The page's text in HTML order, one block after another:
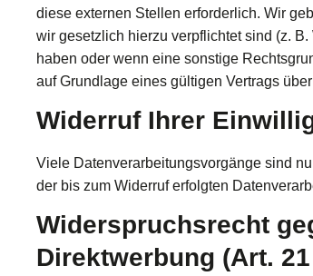
diese externen Stellen erforderlich. Wir
wir gesetzlich hierzu verpflichtet sind (z.
haben oder wenn eine sonstige
auf Grundlage eines gültigen Vertrags
Widerruf Ihrer
Viele Datenverarbeitungsvorgänge sind
der bis zum Widerruf erfolgten
Widerspruchsrecht
Direktwerbung (Art. 21